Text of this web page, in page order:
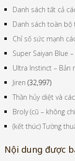
Danh sách tất cả
Danh sách toàn bộ
Chỉ số sức mạnh
Super Saiyan Blue
Ultra Instinct – Bản
Jiren (32,997)
Thần hủy diệt và
Broly (cũ – không
(kết thúc) Tường
Nội dung được